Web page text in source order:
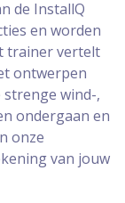
de InstallQ
en worden
trainer vertelt
ontwerpen
strenge wind-,
ondergaan en
onze
van jouw